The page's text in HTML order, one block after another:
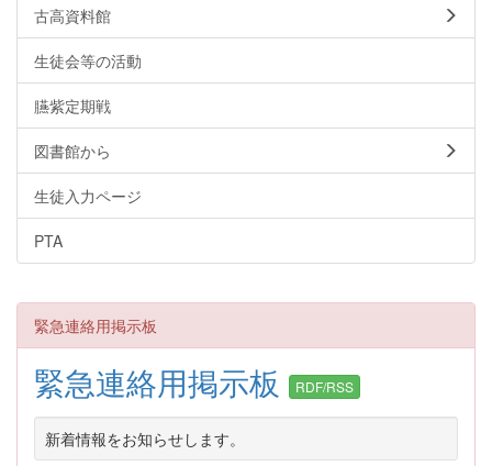
古高資料館
生徒会等の活動
臙紫定期戦
図書館から
生徒入力ページ
PTA
緊急連絡用掲示板
緊急連絡用掲示板 RDF/RSS
新着情報をお知らせします。